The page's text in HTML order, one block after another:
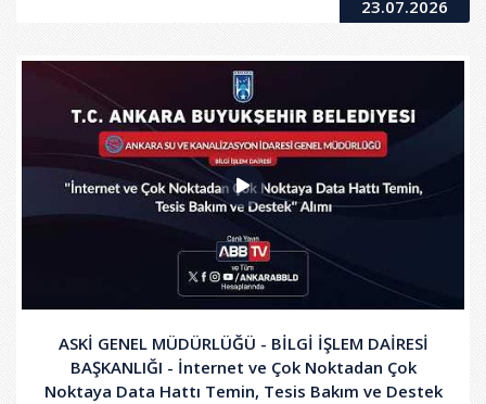
23.07.2026
ASKİ GENEL MÜDÜRLÜĞÜ - BİLGİ İŞLEM DAİRESİ
BAŞKANLIĞI - İnternet ve Çok Noktadan Çok
Noktaya Data Hattı Temin, Tesis Bakım ve Destek